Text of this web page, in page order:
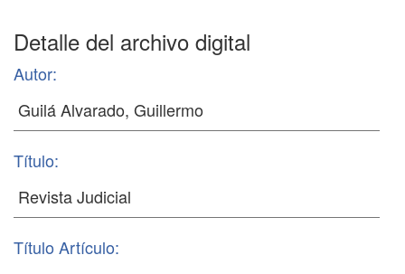
Detalle del archivo digital
Autor:
Título:
Título Artículo: